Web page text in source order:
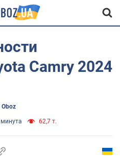
Camry 2024
62,7 т.